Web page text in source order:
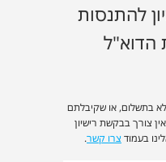
להתנסות
הדוא"ל
בתשלום, או שקיבלתם
צורך בבקשת רישיון
בעמודצרו קשר.